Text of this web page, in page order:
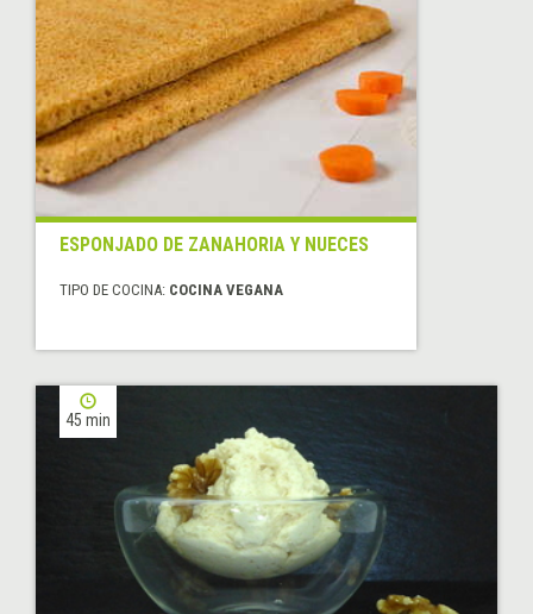
ESPONJADO DE ZANAHORIA Y NUECES
TIPO DE COCINA: COCINA VEGANA
45 min